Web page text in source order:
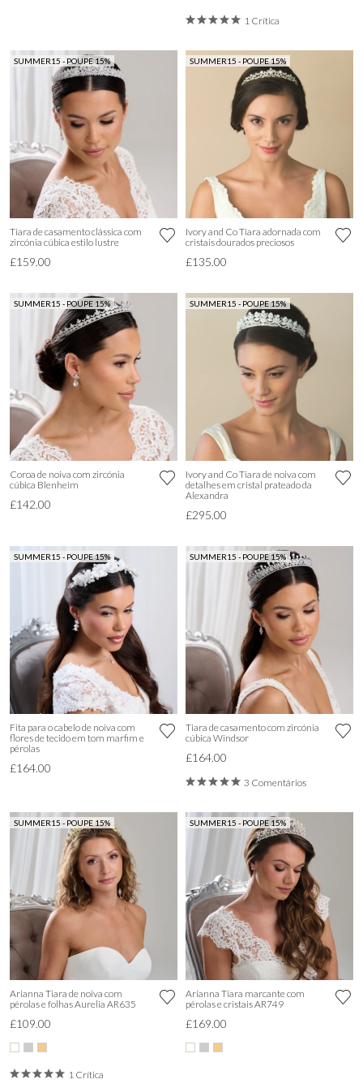
1 Crítica
SUMMER15 - POUPE 15%
Tiara de casamento clássica com
zircónia cúbica estilo lustre
£159.00
SUMMER15 - POUPE 15%
Ivory and Co Tiara adornada com
cristais dourados preciosos
£135.00
SUMMER15 - POUPE 15%
Coroa de noiva com zircónia
cúbica Blenheim
£142.00
SUMMER15 - POUPE 15%
Ivory and Co Tiara de noiva com
detalhes em cristal prateado da
Alexandra
£295.00
SUMMER15 - POUPE 15%
Fita para o cabelo de noiva com
flores de tecido em tom marfim e
pérolas
£164.00
SUMMER15 - POUPE 15%
Tiara de casamento com zircónia
cúbica Windsor
£164.00
3 Comentários
SUMMER15 - POUPE 15%
Arianna Tiara de noiva com
pérolas e folhas Aurelia AR635
£109.00
1 Crítica
SUMMER15 - POUPE 15%
Arianna Tiara marcante com
pérolas e cristais AR749
£169.00